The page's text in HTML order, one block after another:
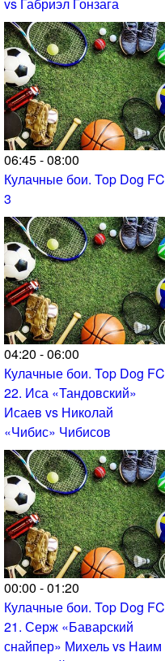
06:45 - 08:00
Кулачные бои. Top Dog FC
3
04:20 - 06:00
Кулачные бои. Top Dog FC
22. Иса «Тандовский»
Исаев vs Николай
«Чибис» Чибисов
00:00 - 01:20
Кулачные бои. Top Dog FC
21. Серж «Баварский
снайпер» Михель vs Наим